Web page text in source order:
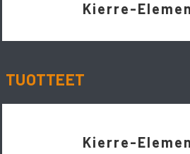
Kierre-
TUOTTEET
Kierre-